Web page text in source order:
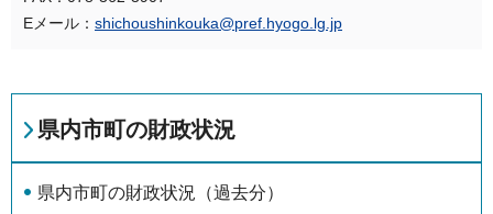
Eメール： shichoushinkouka@pref.hyogo.lg.jp
県内市町の財政状況
県内市町の財政状況（過去分）